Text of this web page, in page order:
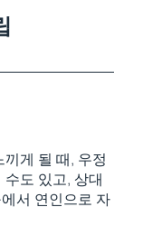
게 될 때, 우정
도 있고, 상대
서 연인으로 자